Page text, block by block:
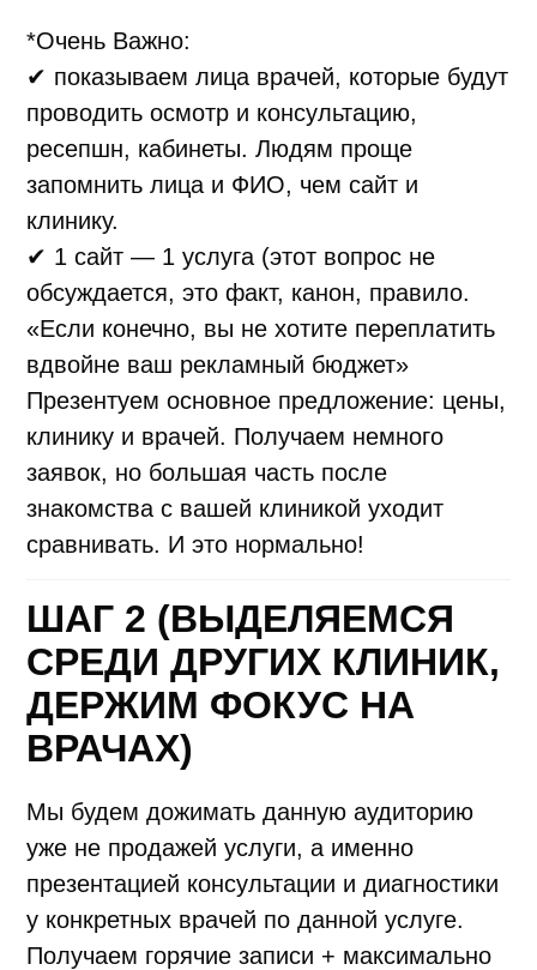
*Очень Важно:
✔ показываем лица врачей, которые будут
проводить осмотр и консультацию,
ресепшн, кабинеты. Людям проще
запомнить лица и ФИО, чем сайт и
клинику.
✔ 1 сайт — 1 услуга (этот вопрос не
обсуждается, это факт, канон, правило.
«Если конечно, вы не хотите переплатить
вдвойне ваш рекламный бюджет»
Презентуем основное предложение: цены,
клинику и врачей. Получаем немного
заявок, но большая часть после
знакомства с вашей клиникой уходит
сравнивать. И это нормально!
ШАГ 2 (ВЫДЕЛЯЕМСЯ
СРЕДИ ДРУГИХ КЛИНИК,
ДЕРЖИМ ФОКУС НА
ВРАЧАХ)
Мы будем дожимать данную аудиторию
уже не продажей услуги, а именно
презентацией консультации и диагностики
у конкретных врачей по данной услуге.
Получаем горячие записи + максимально